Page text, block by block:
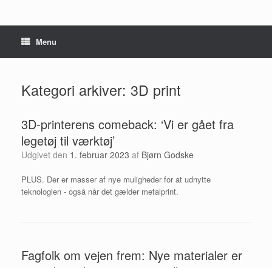
Menu
Kategori arkiver: 3D print
3D-printerens comeback: ‘Vi er gået fra
legetøj til værktøj’
Udgivet den 1. februar 2023 af Bjørn Godske
PLUS. Der er masser af nye muligheder for at udnytte
teknologien - også når det gælder metalprint.
Fagfolk om vejen frem: Nye materialer er